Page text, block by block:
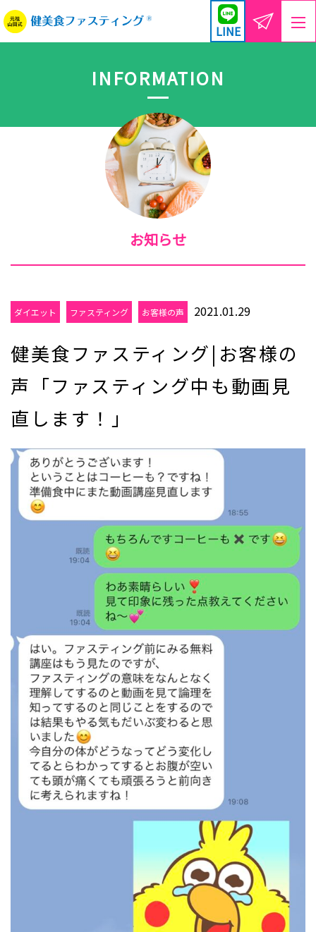
LINE
INFORMATION
お知らせ
ダイエット ファスティング お客様の声 2021.01.29
健美食ファスティング|お客様の
声「ファスティング中も動画見
直します！」